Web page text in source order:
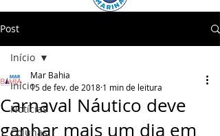
Post
Início
Notícias
Colunas
Início
Carnaval Náutico deve
ganhar mais um dia em
Mar Bahia
15 de fev. de 2018 1 min de leitura